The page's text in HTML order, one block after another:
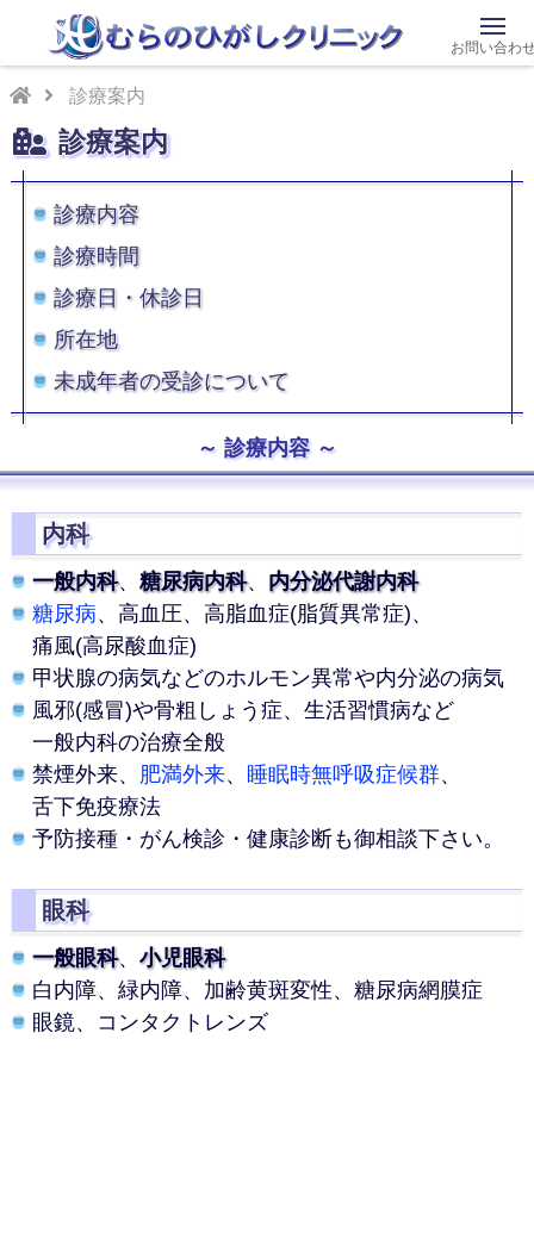
診療案内
診療案内
診療内容
診療時間
診療日・休診日
所在地
未成年者の受診について
診療内容
内科
一般内科、 糖尿病内科、 内分泌代謝内科
糖尿病、高血圧、高脂血症(脂質異常症)、
痛風(高尿酸血症)
甲状腺の病気などのホルモン異常や内分泌の病気
風邪(感冒)や骨粗しょう症、生活習慣病など
一般内科の治療全般
禁煙外来、 肥満外来、 睡眠時無呼吸症候群、
舌下免疫療法
予防接種・がん検診・健康診断も御相談下さい。
眼科
一般眼科、 小児眼科
白内障、緑内障、加齢黄斑変性、 糖尿病網膜症
眼鏡、コンタクトレンズ
お問い合わ